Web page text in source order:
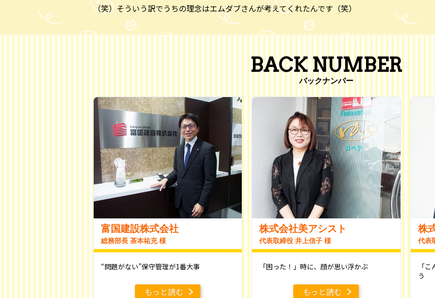
（笑）そういう訳でうちの理念はエムダブさんが考えてくれたんです（笑）
BACK NUMBER
バックナンバー
富国建設株式会社
総務部長 茶本祐充 様
“問題がない”保守管理が1番大事
もっと読む
株式会社美アシスト
代表取締役 井上信子 様
「困った！」時に、顔が思い浮かぶ
もっと読む
株
代表
「
う